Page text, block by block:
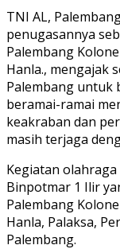
TNI AL,
penugasannya
Palembang
Hanla., mengajak
Palembang untuk
beramai-ramai
keakraban dan
masih terjaga
Kegiatan
Binpotmar 1 Ilir
Palembang
Hanla, Palaksa,
Palembang.